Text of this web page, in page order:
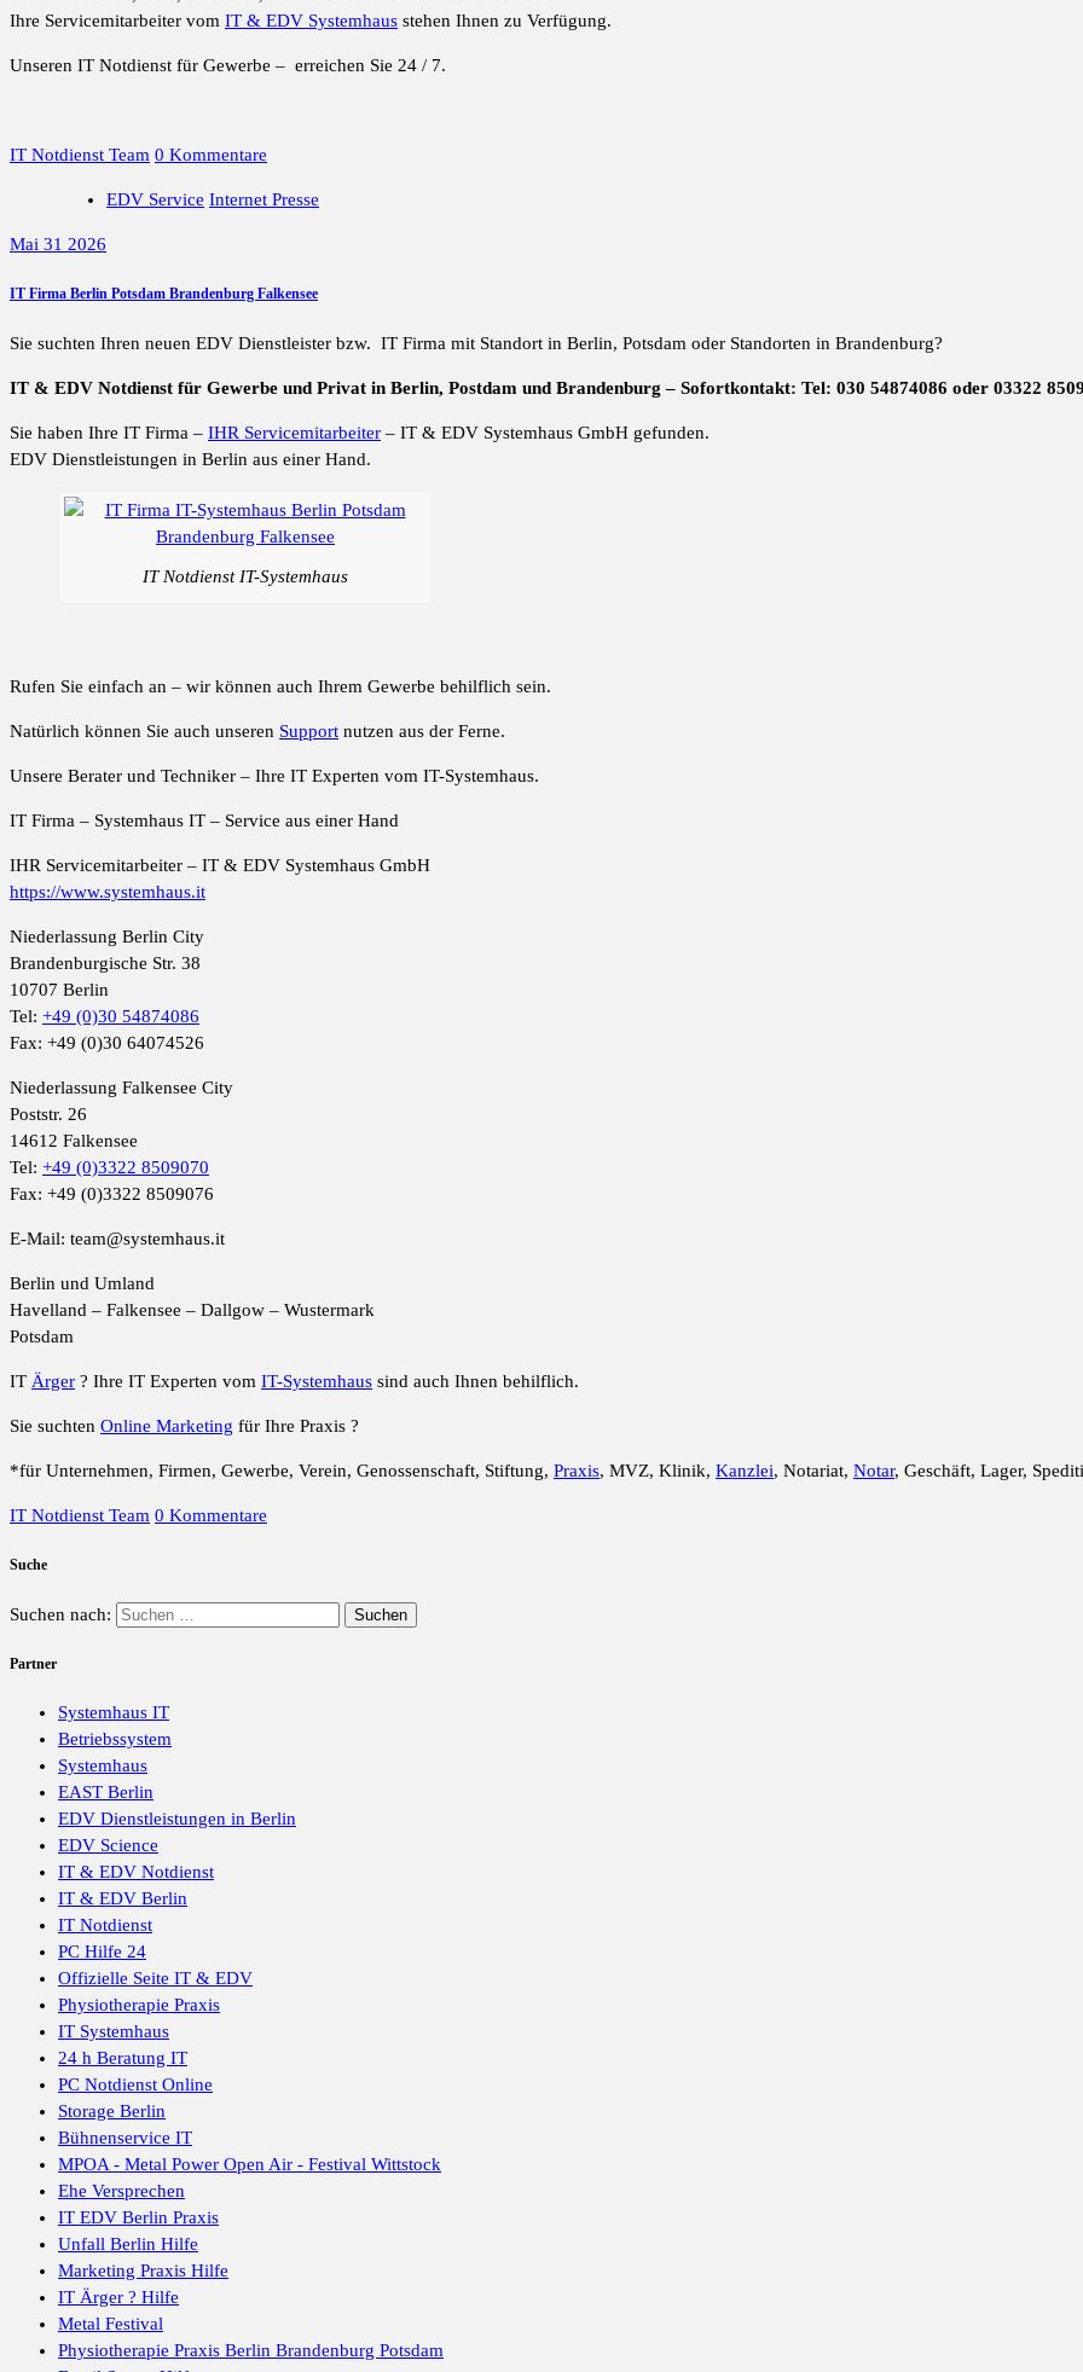
Ihre Servicemitarbeiter vom IT & EDV Systemhaus stehen Ihnen zu Verfügung.
Unseren IT Notdienst für Gewerbe – erreichen Sie 24 / 7.
IT Notdienst Team 0 Kommentare
EDV Service Internet Presse
Mai 31 2026
IT Firma Berlin Potsdam Brandenburg Falkensee
Sie suchten Ihren neuen EDV Dienstleister bzw. IT Firma mit Standort in Berlin, Potsdam oder Standorten in Brandenburg?
IT & EDV Notdienst für Gewerbe und Privat in Berlin, Postdam und Brandenburg – Sofortkontakt: Tel: 030 54874086 oder 03322
Sie haben Ihre IT Firma – IHR Servicemitarbeiter – IT & EDV Systemhaus GmbH gefunden.
EDV Dienstleistungen in Berlin aus einer Hand.
IT Notdienst IT-Systemhaus
Rufen Sie einfach an – wir können auch Ihrem Gewerbe behilflich sein.
Natürlich können Sie auch unseren Support nutzen aus der Ferne.
Unsere Berater und Techniker – Ihre IT Experten vom IT-Systemhaus.
IT Firma – Systemhaus IT – Service aus einer Hand
IHR Servicemitarbeiter – IT & EDV Systemhaus GmbH
https://www.systemhaus.it
Niederlassung Berlin City
Brandenburgische Str. 38
10707 Berlin
Tel: +49 (0)30 54874086
Fax: +49 (0)30 64074526
Niederlassung Falkensee City
Poststr. 26
14612 Falkensee
Tel: +49 (0)3322 8509070
Fax: +49 (0)3322 8509076
E-Mail: team@systemhaus.it
Berlin und Umland
Havelland – Falkensee – Dallgow – Wustermark
Potsdam
IT Ärger ? Ihre IT Experten vom IT-Systemhaus sind auch Ihnen behilflich.
Sie suchten Online Marketing für Ihre Praxis ?
*für Unternehmen, Firmen, Gewerbe, Verein, Genossenschaft, Stiftung, Praxis, MVZ, Klinik, Kanzlei, Notariat, Notar, Geschäft, Lager,
IT Notdienst Team 0 Kommentare
Suche
Suchen nach:
Partner
Systemhaus IT
Betriebssystem
Systemhaus
EAST Berlin
EDV Dienstleistungen in Berlin
EDV Science
IT & EDV Notdienst
IT & EDV Berlin
IT Notdienst
PC Hilfe 24
Offizielle Seite IT & EDV
Physiotherapie Praxis
IT Systemhaus
24 h Beratung IT
PC Notdienst Online
Storage Berlin
Bühnenservice IT
MPOA - Metal Power Open Air - Festival Wittstock
Ehe Versprechen
IT EDV Berlin Praxis
Unfall Berlin Hilfe
Marketing Praxis Hilfe
IT Ärger ? Hilfe
Metal Festival
Physiotherapie Praxis Berlin Brandenburg Potsdam